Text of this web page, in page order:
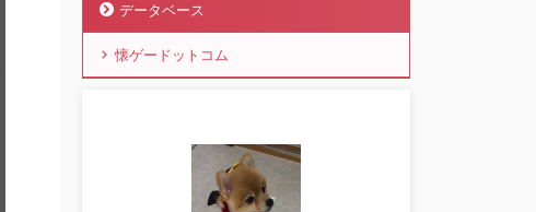
データベース
懐ゲードットコム